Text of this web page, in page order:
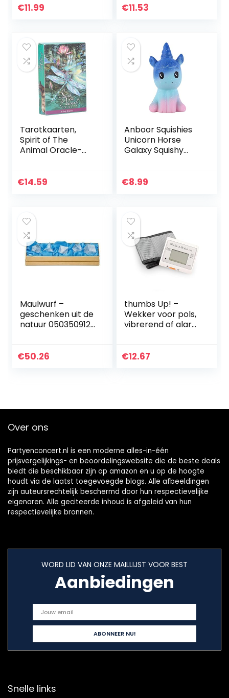
per blik)
€11.99
tandarts, leuk voor
€11.53
Tarotkaarten,
Spirit of The
Animal Oracle-
52-delige Oracle
€14.59
Anboor Squishies
Unicorn Horse
Galaxy Squishy
Stress Relief Kawaii
€8.99
Maulwurf –
geschenken uit de
natuur 0503509122
bergkristal klein, in
€50.26
thumbs Up! –
Wekker voor pols,
vibrerend of alarm
display – 000413
€12.67
Over ons
Partyenconcert.nl is een moderne alles-in-één
prijsvergelijkings- en beoordelingswebsite die de beste deals
biedt die beschikbaar zijn op amazon en u op de hoogte
houdt via de laatst toegevoegde blogs. Alle afbeeldingen
zijn auteursrechtelijk beschermd door hun respectievelijke
eigenaren. Alle geciteerde inhoud is afgeleid van hun
respectievelijke bronnen.
WORD LID VAN ONZE MAILLIJST VOOR BEST
Aanbiedingen
Snelle links